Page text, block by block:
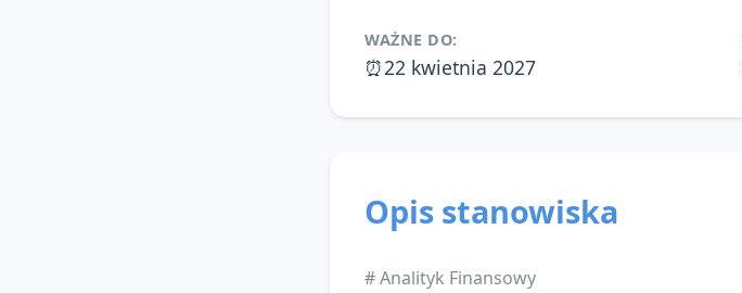
WAŻNE DO:
⏰22 kwietnia 2027
Opis stanowiska
# Analityk Finansowy